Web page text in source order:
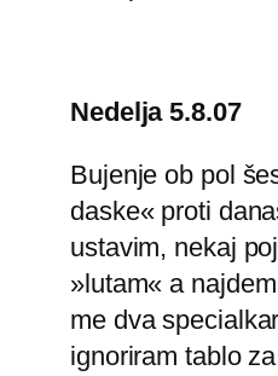
Nedelja 5.8.07
Bujenje ob pol
daske« proti
ustavim, nekaj
»lutam« a
me dva
ignoriram tablo